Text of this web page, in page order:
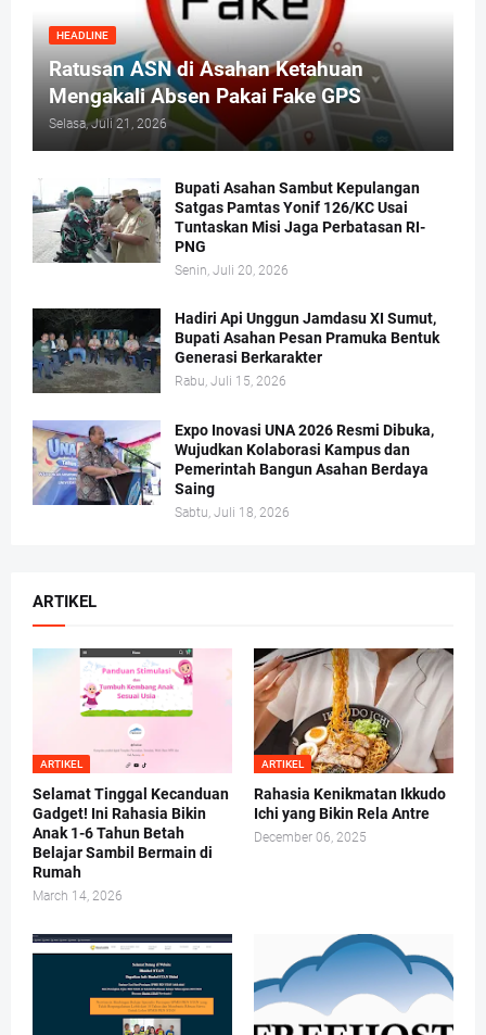
HEADLINE
Ratusan ASN di Asahan Ketahuan
Mengakali Absen Pakai Fake GPS
Selasa, Juli 21, 2026
Bupati Asahan Sambut Kepulangan
Satgas Pamtas Yonif 126/KC Usai
Tuntaskan Misi Jaga Perbatasan RI-
PNG
Senin, Juli 20, 2026
Hadiri Api Unggun Jamdasu XI Sumut,
Bupati Asahan Pesan Pramuka Bentuk
Generasi Berkarakter
Rabu, Juli 15, 2026
Expo Inovasi UNA 2026 Resmi Dibuka,
Wujudkan Kolaborasi Kampus dan
Pemerintah Bangun Asahan Berdaya
Saing
Sabtu, Juli 18, 2026
ARTIKEL
ARTIKEL
Selamat Tinggal Kecanduan
Gadget! Ini Rahasia Bikin
Anak 1-6 Tahun Betah
Belajar Sambil Bermain di
Rumah
March 14, 2026
ARTIKEL
Rahasia Kenikmatan Ikkudo
Ichi yang Bikin Rela Antre
December 06, 2025